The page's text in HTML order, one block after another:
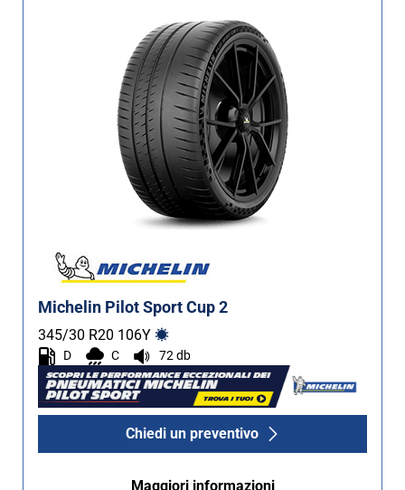
Michelin Pilot Sport Cup 2
345/30 R20 106Y
D C 72 db
Chiedi un preventivo
Maggiori informazioni